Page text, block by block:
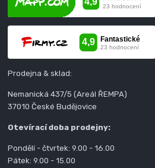
Prodejna & sklad:
Nemanická 437/5 (Areál ŘEMPA)
37010 České Budějovice
Otevírací doba prodejny:
Pondělí - čtvrtek: 9.00 - 16.00
Pátek: 9.00 - 15.00